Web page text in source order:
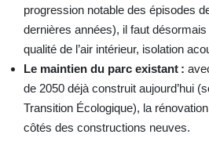
progression notable des épisodes
dernières années), il faut désormais
qualité de l’air intérieur, isolation
Le maintien du parc existant :
de 2050 déjà construit aujourd’hui
Transition Écologique), la
côtés des constructions neuves.